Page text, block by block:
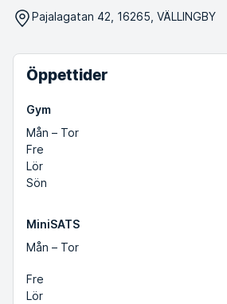
Pajalagatan 42, 16265, VÄLLINGBY
Öppettider
Gym
Mån – Tor
Fre
Lör
Sön
MiniSATS
Mån – Tor
Fre
Lör